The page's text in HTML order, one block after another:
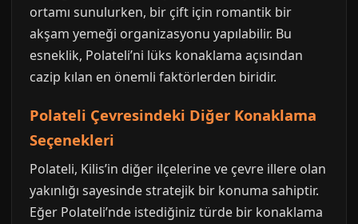
ortamı sunulurken, bir çift için romantik bir
akşam yemeği organizasyonu yapılabilir. Bu
esneklik, Polateli’ni lüks konaklama açısından
cazip kılan en önemli faktörlerden biridir.
Polateli Çevresindeki Diğer Konaklama
Seçenekleri
Polateli, Kilis’in diğer ilçelerine ve çevre illere olan
yakınlığı sayesinde stratejik bir konuma sahiptir.
Eğer Polateli’nde istediğiniz türde bir konaklama